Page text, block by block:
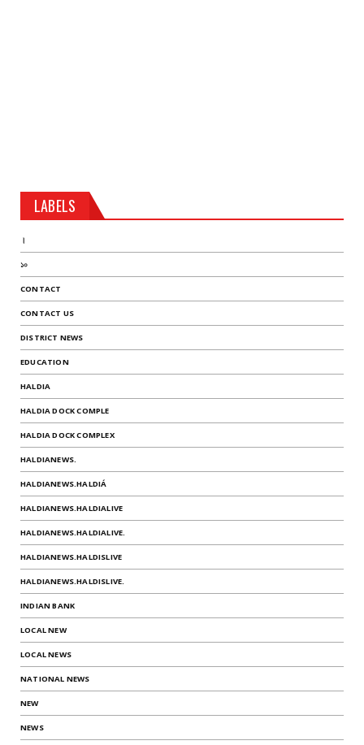
LABELS
।
১০
CONTACT
CONTACT US
DISTRICT NEWS
EDUCATION
HALDIA
HALDIA DOCK COMPLE
HALDIA DOCK COMPLEX
HALDIANEWS.
HALDIANEWS.HALDIÁ
HALDIANEWS.HALDIALIVE
HALDIANEWS.HALDIALIVE.
HALDIANEWS.HALDISLIVE
HALDIANEWS.HALDISLIVE.
INDIAN BANK
LOCAL NEW
LOCAL NEWS
NATIONAL NEWS
NEW
NEWS